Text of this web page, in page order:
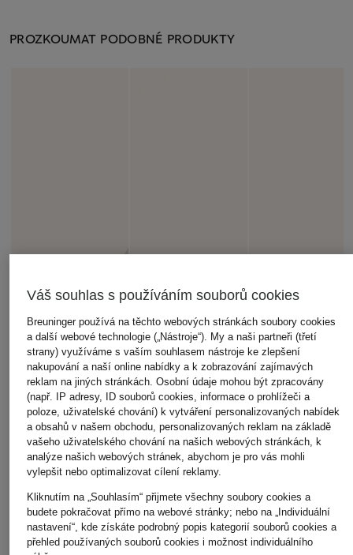
PROZKOUMAT PODOBNÉ PRODUKTY
ZEGNA
Čepice
JACQUEMUS
Čepice LA
LOEWE
Cap
Váš souhlas s používáním souborů cookies
Breuninger používá na těchto webových stránkách soubory cookies
a další webové technologie („Nástroje“). My a naši partneři (třetí
strany) využíváme s vaším souhlasem nástroje ke zlepšení
nakupování a naší online nabídky a k zobrazování zajímavých
reklam na jiných stránkách. Osobní údaje mohou být zpracovány
(např. IP adresy, ID souborů cookies, informace o prohlížeči a
poloze, uživatelské chování) k vytváření personalizovaných nabídek
a obsahů v našem obchodu, personalizovaných reklam na základě
vašeho uživatelského chování na našich webových stránkách, k
analýze našich webových stránek, abychom je pro vás mohli
vylepšit nebo optimalizovat cílení reklamy.
Kliknutím na „Souhlasím“ přijmete všechny soubory cookies a
budete pokračovat přímo na webové stránky; nebo na „Individuální
nastavení“, kde získáte podrobný popis kategorií souborů cookies a
přehled používaných souborů cookies i možnost individuálního